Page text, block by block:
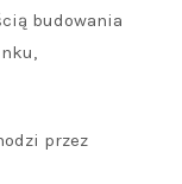
budowania
przez